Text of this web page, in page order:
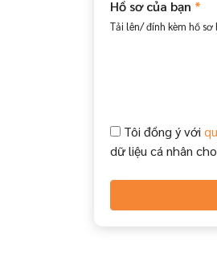
Hồ sơ của bạn *
Tải lên/ đính kèm hồ sơ
Tôi đồng ý với
dữ liệu cá nhân